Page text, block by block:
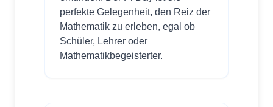
perfekte Gelegenheit, den Reiz der
Mathematik zu erleben, egal ob
Schüler, Lehrer oder
Mathematikbegeisterter.